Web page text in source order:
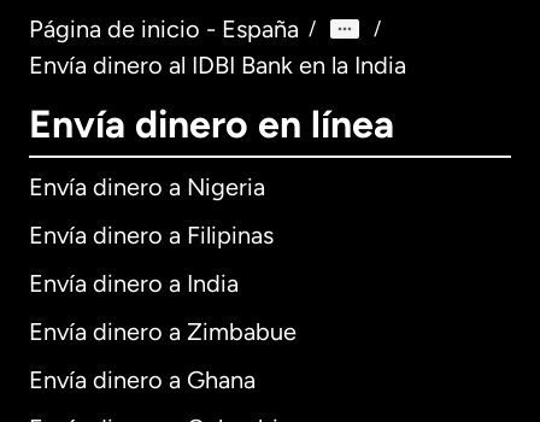
Página de inicio - España / /
Envía dinero al IDBI Bank en la India
Envía dinero en línea
Envía dinero a Nigeria
Envía dinero a Filipinas
Envía dinero a India
Envía dinero a Zimbabue
Envía dinero a Ghana